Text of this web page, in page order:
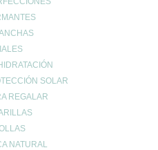
SOLAR
REGALAR
NATURAL
no será publicada.